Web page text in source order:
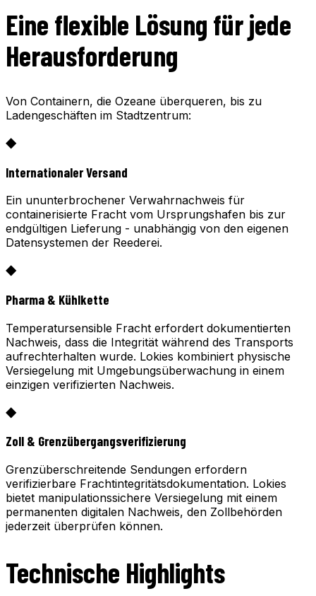
Eine flexible Lösung für jede
Herausforderung
Von Containern, die Ozeane überqueren, bis zu
Ladengeschäften im Stadtzentrum:
◆
Internationaler Versand
Ein ununterbrochener Verwahrnachweis für
containerisierte Fracht vom Ursprungshafen bis zur
endgültigen Lieferung - unabhängig von den eigenen
Datensystemen der Reederei.
◆
Pharma & Kühlkette
Temperatursensible Fracht erfordert dokumentierten
Nachweis, dass die Integrität während des Transports
aufrechterhalten wurde. Lokies kombiniert physische
Versiegelung mit Umgebungsüberwachung in einem
einzigen verifizierten Nachweis.
◆
Zoll & Grenzübergangsverifizierung
Grenzüberschreitende Sendungen erfordern
verifizierbare Frachtintegritätsdokumentation. Lokies
bietet manipulationssichere Versiegelung mit einem
permanenten digitalen Nachweis, den Zollbehörden
jederzeit überprüfen können.
Technische Highlights